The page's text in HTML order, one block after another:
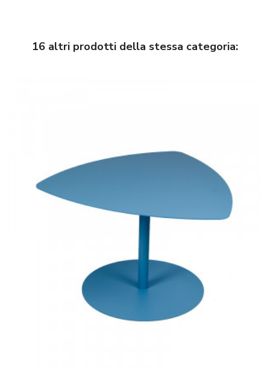
16 altri prodotti della stessa categoria: